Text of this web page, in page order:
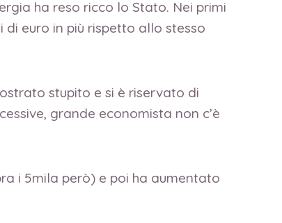
ha reso ricco lo Stato. Nei primi
di euro in più rispetto allo stesso
stupito e si è riservato di
grande economista non c’è
i 5mila però) e poi ha aumentato